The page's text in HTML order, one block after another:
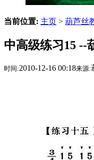
当前位置: 主页 > 葫芦丝
中高级练习15 --
时间:2010-12-16 00:18来源: